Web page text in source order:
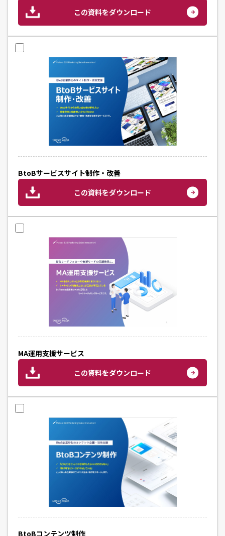
この資料をダウンロード
BtoBサービスサイト制作・改善
この資料をダウンロード
MA運用支援サービス
この資料をダウンロード
BtoBコンテンツ制作